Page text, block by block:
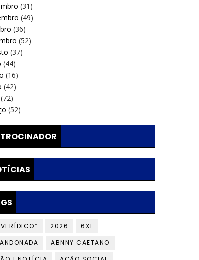
(31)
(49)
(36)
(52)
(37)
(44)
(16)
(42)
(72)
(52)
2026
6X1
ABNNY CAETANO